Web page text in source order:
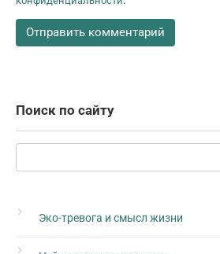
Поиск по сайту
Поиск:
Эко-тревога и смысл жизни